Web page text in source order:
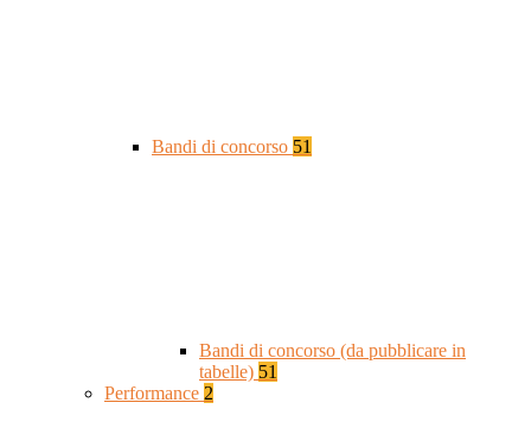
Bandi di concorso 51
Bandi di concorso (da pubblicare in
tabelle) 51
Performance 2